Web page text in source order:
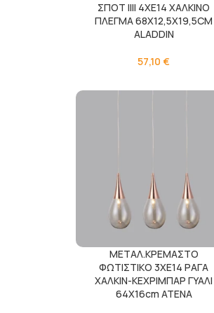
ΣΠΟΤ IIII 4XE14 ΧΑΛΚΙΝΟ
ΠΛΕΓΜΑ 68X12,5X19,5CM
ALADDIN
57,10€
ΜΕΤΑΛ.ΚΡΕΜΑΣΤΟ
ΦΩΤΙΣΤΙΚΟ 3ΧΕ14 ΡΑΓΑ
ΧΑΛΚΙΝ-ΚΕΧΡΙΜΠΑΡ ΓΥΑΛΙ
64Χ16cm ATENA